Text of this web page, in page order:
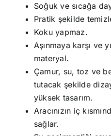
Soğuk ve sıcağa
Pratik şekilde
Koku yapmaz.
Aşınmaya karşı ve
materyal.
Çamur, su, toz ve
tutacak şekilde
yüksek tasarım.
Aracınızın iç
sağlar.